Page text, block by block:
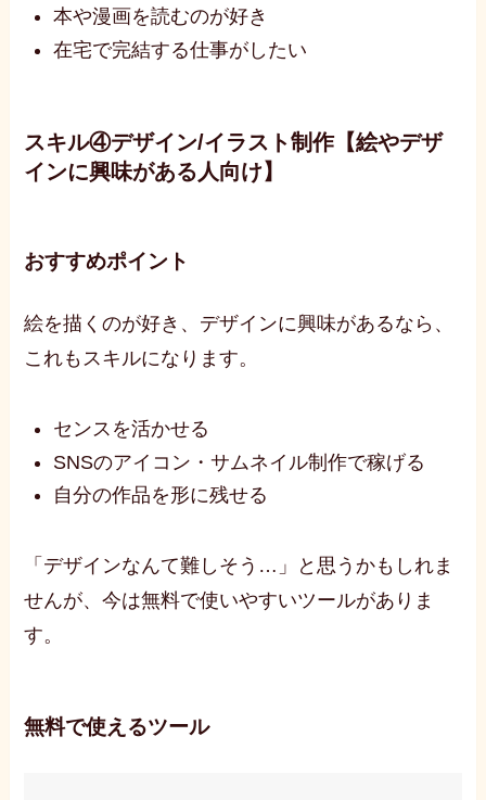
本や漫画を読むのが好き
在宅で完結する仕事がしたい
スキル④デザイン/イラスト制作【絵やデザ
インに興味がある人向け】
おすすめポイント
絵を描くのが好き、デザインに興味があるなら、
これもスキルになります。
センスを活かせる
SNSのアイコン・サムネイル制作で稼げる
自分の作品を形に残せる
「デザインなんて難しそう…」と思うかもしれま
せんが、今は無料で使いやすいツールがありま
す。
無料で使えるツール